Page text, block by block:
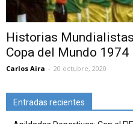
Historias
Copa del Mundo 1974
Carlos Aira - 20 octubre, 2020
Entradas recientes